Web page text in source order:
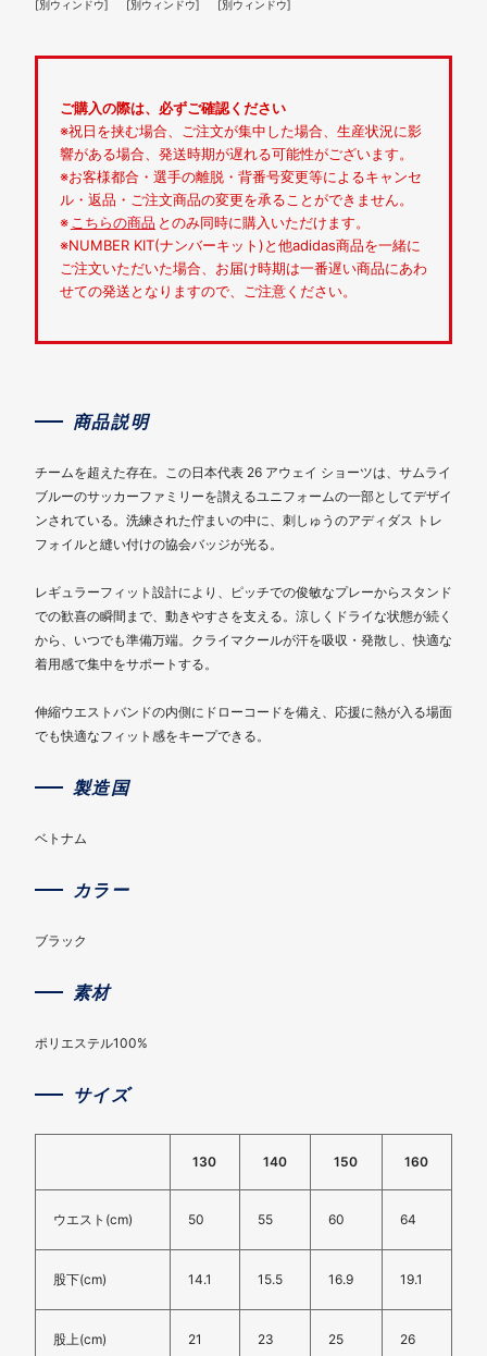
[別ウィンドウ] [別ウィンドウ] [別ウィンドウ]
ご購入の際は、必ずご確認ください
※祝日を挟む場合、ご注文が集中した場合、生産状況に影
響がある場合、発送時期が遅れる可能性がございます。
※お客様都合・選手の離脱・背番号変更等によるキャンセ
ル・返品・ご注文商品の変更を承ることができません。
※ こちらの商品 とのみ同時に購入いただけます。
※NUMBER KIT(ナンバーキット)と他adidas商品を一緒に
ご注文いただいた場合、お届け時期は一番遅い商品にあわ
せての発送となりますので、ご注意ください。
商品説明
チームを超えた存在。この日本代表 26 アウェイ ショーツは、サムライ
ブルーのサッカーファミリーを讃えるユニフォームの一部としてデザイ
ンされている。洗練された佇まいの中に、刺しゅうのアディダス トレ
フォイルと縫い付けの協会バッジが光る。
レギュラーフィット設計により、ピッチでの俊敏なプレーからスタンド
での歓喜の瞬間まで、動きやすさを支える。涼しくドライな状態が続く
から、いつでも準備万端。クライマクールが汗を吸収・発散し、快適な
着用感で集中をサポートする。
伸縮ウエストバンドの内側にドローコードを備え、応援に熱が入る場面
でも快適なフィット感をキープできる。
製造国
ベトナム
カラー
ブラック
素材
ポリエステル100%
サイズ
130 140 150 160
ウエスト(cm) 50 55 60 64
股下(cm) 14.1 15.5 16.9 19.1
股上(cm) 21 23 25 26